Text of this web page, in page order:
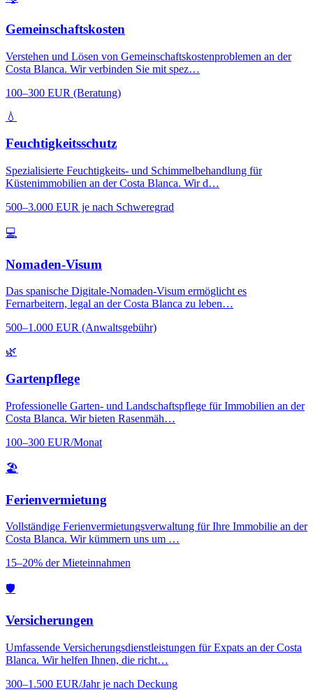
Gemeinschaftskosten
Verstehen und Lösen von Gemeinschaftskostenproblemen an der
Costa Blanca. Wir verbinden Sie mit spez…
100–300 EUR (Beratung)
💧
Feuchtigkeitsschutz
Spezialisierte Feuchtigkeits- und Schimmelbehandlung für
Küstenimmobilien an der Costa Blanca. Wir d…
500–3.000 EUR je nach Schweregrad
💻
Nomaden-Visum
Das spanische Digitale-Nomaden-Visum ermöglicht es
Fernarbeitern, legal an der Costa Blanca zu leben…
500–1.000 EUR (Anwaltsgebühr)
🌿
Gartenpflege
Professionelle Garten- und Landschaftspflege für Immobilien an der
Costa Blanca. Wir bieten Rasenmäh…
100–300 EUR/Monat
🏖️
Ferienvermietung
Vollständige Ferienvermietungsverwaltung für Ihre Immobilie an der
Costa Blanca. Wir kümmern uns um …
15–20% der Mieteinnahmen
🛡️
Versicherungen
Umfassende Versicherungsdienstleistungen für Expats an der Costa
Blanca. Wir helfen Ihnen, die richt…
300–1.500 EUR/Jahr je nach Deckung